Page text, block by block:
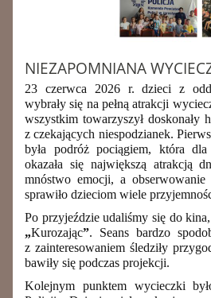
NIEZAPOMNIANA
23 czerwca 2026 r. dzieci z
wybrały się na pełną atrakcji
wszystkim towarzyszył doskonały
z czekających niespodzianek.
była podróż pociągiem, która
okazała się największą atrakcją
mnóstwo emocji, a
sprawiło dzieciom wiele
Po przyjeździe udaliśmy się do
„Kurozając”. Seans bardzo
z zainteresowaniem śledziły
bawiły się podczas projekcji.
Kolejnym punktem wycieczki